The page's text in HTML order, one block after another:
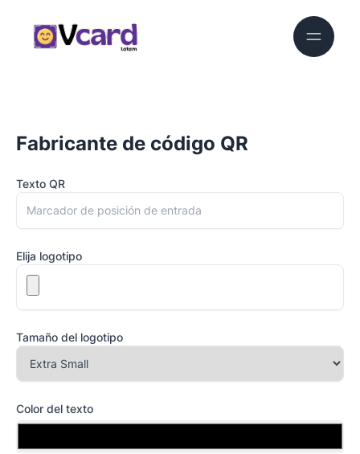
Fabricante de código QR
Texto QR
Elija logotipo
Tamaño del logotipo
Color del texto